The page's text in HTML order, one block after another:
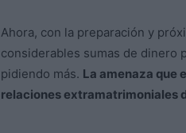
Ahora, con la preparación y
considerables sumas de dinero
pidiendo más. La amenaza que
relaciones extramatrimoniales